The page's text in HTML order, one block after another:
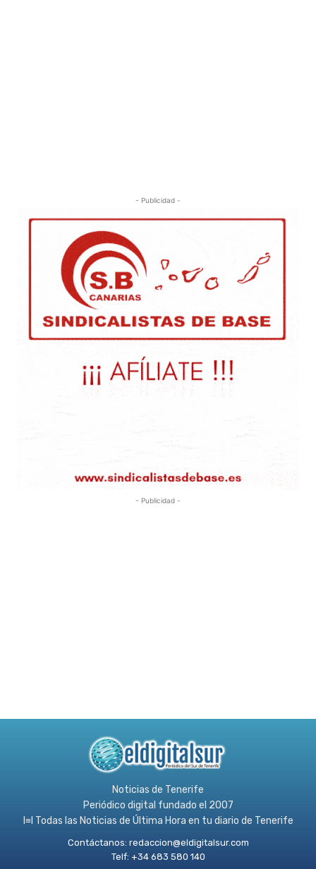
- Publicidad -
- Publicidad -
Noticias de Tenerife
Periódico digital fundado el 2007
l≡l Todas las Noticias de Última Hora en tu diario de Tenerife
Contáctanos: redaccion@eldigitalsur.com
Telf: +34 683 580 140